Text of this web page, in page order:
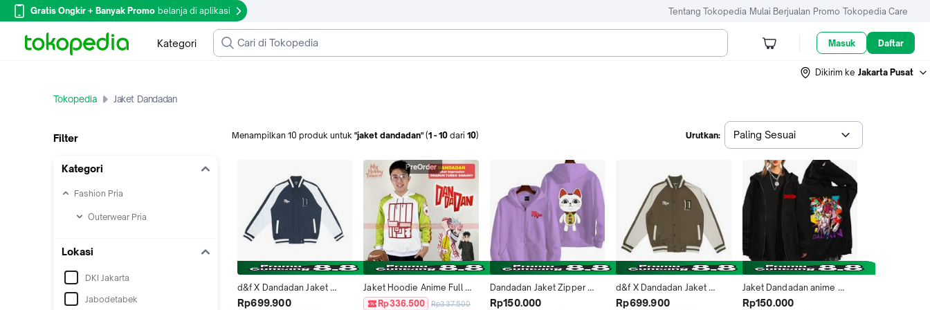
Gratis Ongkir + Banyak Promo belanja di aplikasi Tentang Tokopedia Mulai Berjualan Promo Tokopedia Care
Kategori Masuk Daftar
Dikirim ke Jakarta Pusat
Tokopedia Jaket Dandadan
Filter
Kategori
Fashion Pria
Outerwear Pria
Lokasi
DKI Jakarta
Jabodetabek
Menampilkan 10 produk untuk "jaket dandadan" (1 -10 dari 10) Urutkan: Paling Sesuai
d&f X Dandadan Jaket
Bomber CVC Pria SEIKO
Rp699.900
PreOrder
Jaket Hoodie Anime Full
Print Dandadan Okarun Ken
Rp336.500 Rp337.500
Dandadan Jaket Zipper
Anime Abu Branded Fleece
Rp150.000
d&f X Dandadan Jaket
Bomber Pria SEIKO STYLE  -
Rp699.900
Jaket Dandadan anime
manga Branded Distro
Rp150.000